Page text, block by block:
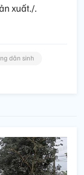
xuất./.
dân sinh